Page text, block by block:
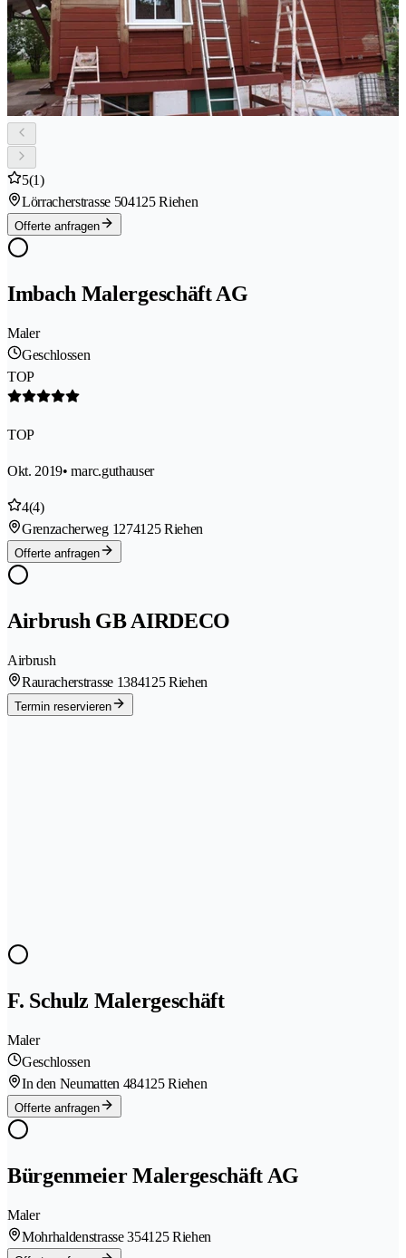
5(1)
Lörracherstrasse 504125 Riehen
Offerte anfragen
Imbach Malergeschäft AG
Maler
Geschlossen
TOP
TOP
Okt. 2019• marc.guthauser
4(4)
Grenzacherweg 1274125 Riehen
Offerte anfragen
Airbrush GB AIRDECO
Airbrush
Rauracherstrasse 1384125 Riehen
Termin reservieren
F. Schulz Malergeschäft
Maler
Geschlossen
In den Neumatten 484125 Riehen
Offerte anfragen
Bürgenmeier Malergeschäft AG
Maler
Mohrhaldenstrasse 354125 Riehen